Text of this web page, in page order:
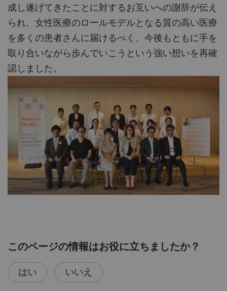
成し遂げてきたことに対するお互いへの謝辞が伝え
られ、女性医療のロールモデルとなる質の高い医療
を多くの患者さんに届けるべく、今後もともに手を
取り合いながら歩んでいこうという強い想いを再確
認しました。
このページの情報はお役に立ちましたか？
はい いいえ